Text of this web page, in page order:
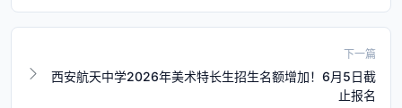
下一篇
西安航天中学2026年美术特长生招生名额增加！6月5日截
止报名